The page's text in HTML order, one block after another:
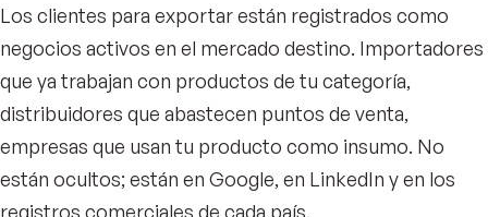
Los clientes para exportar están registrados como
negocios activos en el mercado destino. Importadores
que ya trabajan con productos de tu categoría,
distribuidores que abastecen puntos de venta,
empresas que usan tu producto como insumo. No
están ocultos; están en Google, en LinkedIn y en los
registros comerciales de cada país.